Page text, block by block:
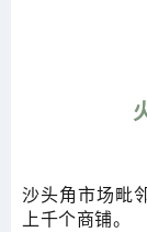
沙头角市场毗
上千个商铺。